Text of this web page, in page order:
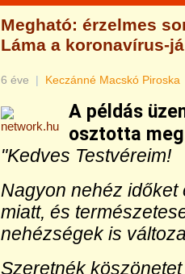
Megható: érzelmes
Láma a koronavírus-
6 éve | Keczánné Macskó Piroska
A példás
osztotta
"Kedves Testvéreim!
Nagyon nehéz
miatt, és
nehézségek is
Szeretnék